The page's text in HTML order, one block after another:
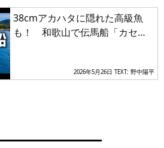
38cmアカハタに隠れた高級魚
も！ 和歌山で伝馬船「カセ釣
2026年5月26日 TEXT: 野中陽平